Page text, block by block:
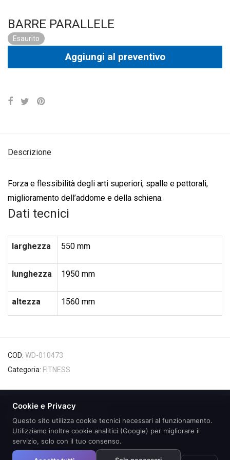
BARRE PARALLELE
Esaurito
Aggiungi al preventivo
Descrizione
Forza e flessibilità degli arti superiori, spalle e pettorali,
miglioramento dell’addome e della schiena.
Dati tecnici
larghezza 550 mm
lunghezza 1950 mm
altezza 1560 mm
COD: WD-010473
Categoria: FITNESS
© 2026 EUROCOMITALIA S.R.L.|PARTITA
IVA01716510597|REA121321
Cookie e Privacy
Questo sito utilizza cookie tecnici necessari al funzionamento.
Utilizziamo inoltre cookie analitici (Google) per migliorare il
servizio, solo con il tuo consenso.